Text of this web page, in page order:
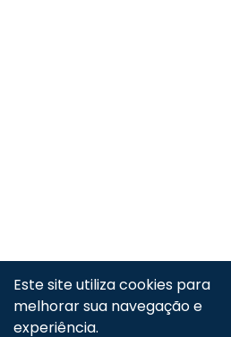
© Todos os direitos
Este site utiliza cookies para
melhorar sua navegação e
experiência.